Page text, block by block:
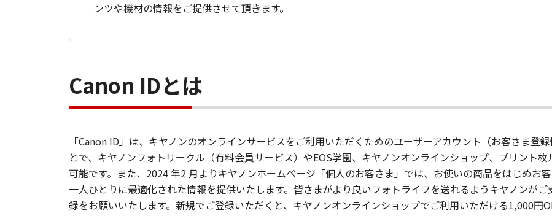
ンツや機材の情報をご提供させて頂きます。
Canon IDとは
「Canon ID」は、キヤノンのオンラインサービスをご利用いただくためのユーザーアカウント（お客さま登
とで、キヤノンフォトサークル（有料会員サービス）やEOS学園、キヤノンオンラインショップ、プリント
可能です。また、2024 年2 月よりキヤノンホームページ「個人のお客さま」では、お使いの商品をはじめお
一人ひとりに最適化された情報を提供いたします。皆さまがより良いフォトライフを送れるようキヤノンが
録をお願いいたします。新規でご登録いただくと、キヤノンオンラインショップでご利用いただける1,000円